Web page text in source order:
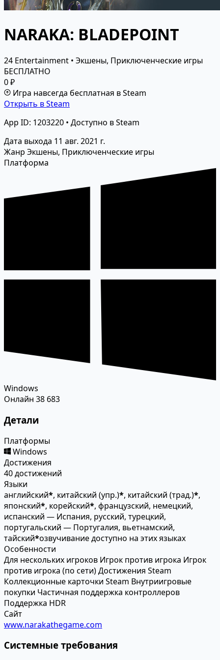
NARAKA: BLADEPOINT
24 Entertainment • Экшены, Приключенческие игры
БЕСПЛАТНО
0 ₽
Игра навсегда бесплатная в Steam
Открыть в Steam
App ID: 1203220 • Доступно в Steam
Дата выхода 11 авг. 2021 г.
Жанр Экшены, Приключенческие игры
Платформа
Windows
Онлайн 38 683
Детали
Платформы
Windows
Достижения
40 достижений
Языки
английский*, китайский (упр.)*, китайский (трад.)*,
японский*, корейский*, французский, немецкий,
испанский — Испания, русский, турецкий,
португальский — Португалия, вьетнамский,
тайский*озвучивание доступно на этих языках
Особенности
Для нескольких игроков Игрок против игрока Игрок
против игрока (по сети)Достижения Steam
Коллекционные карточки Steam Внутриигровые
покупки Частичная поддержка контроллеров
Поддержка HDR
Сайт
www.narakathegame.com
Системные требования